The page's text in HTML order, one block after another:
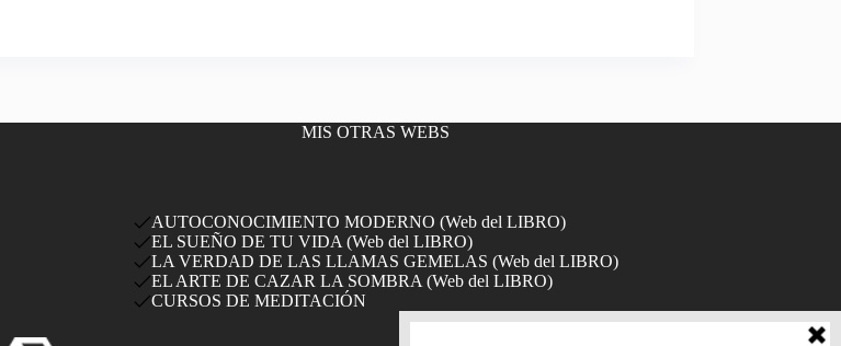
MIS OTRAS WEBS
AUTOCONOCIMIENTO MODERNO (Web del LIBRO)
EL SUEÑO DE TU VIDA (Web del LIBRO)
LA VERDAD DE LAS LLAMAS GEMELAS (Web del LIBRO)
EL ARTE DE CAZAR LA SOMBRA (Web del LIBRO)
CURSOS DE MEDITACIÓN